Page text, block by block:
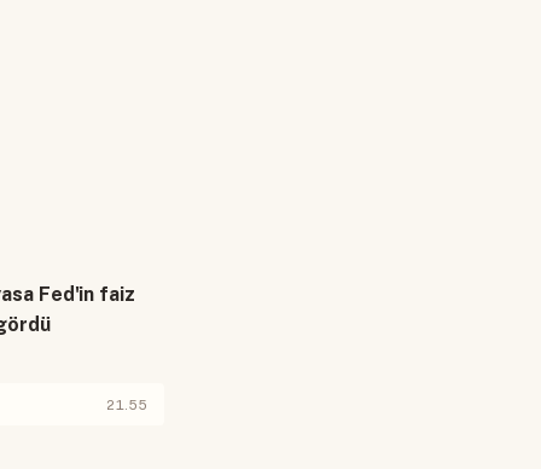
Fed'in faiz
21.55